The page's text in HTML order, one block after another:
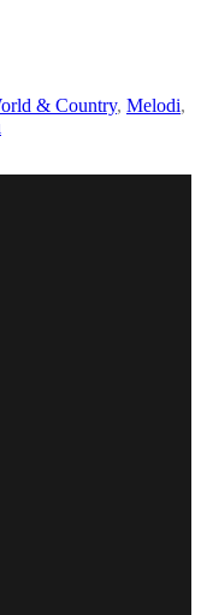
& Country, Melodi,